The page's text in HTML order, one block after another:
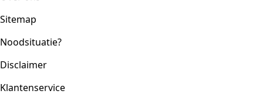
Sitemap
Noodsituatie?
Disclaimer
Klantenservice